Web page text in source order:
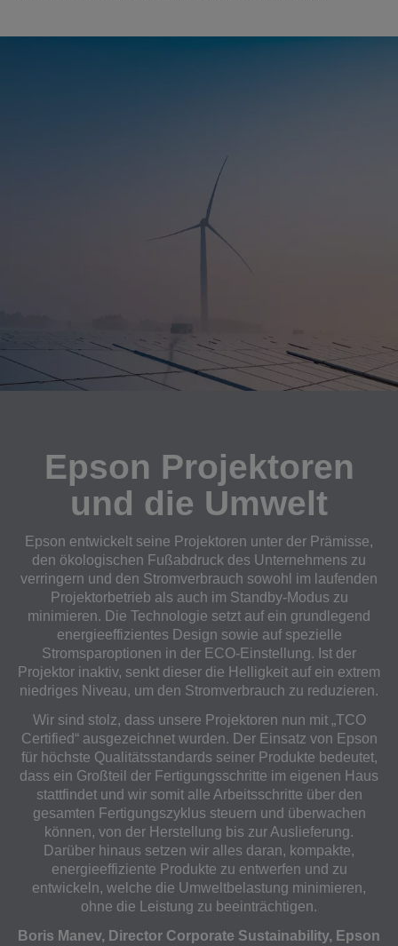
Epson Projektoren
und die Umwelt
Epson entwickelt seine Projektoren unter der Prämisse,
den ökologischen Fußabdruck des Unternehmens zu
verringern und den Stromverbrauch sowohl im laufenden
Projektorbetrieb als auch im Standby-Modus zu
minimieren. Die Technologie setzt auf ein grundlegend
energieeffizientes Design sowie auf spezielle
Stromsparoptionen in der ECO-Einstellung. Ist der
Projektor inaktiv, senkt dieser die Helligkeit auf ein extrem
niedriges Niveau, um den Stromverbrauch zu reduzieren.
Wir sind stolz, dass unsere Projektoren nun mit „TCO
Certified“ ausgezeichnet wurden. Der Einsatz von Epson
für höchste Qualitätsstandards seiner Produkte bedeutet,
dass ein Großteil der Fertigungsschritte im eigenen Haus
stattfindet und wir somit alle Arbeitsschritte über den
gesamten Fertigungszyklus steuern und überwachen
können, von der Herstellung bis zur Auslieferung.
Darüber hinaus setzen wir alles daran, kompakte,
energieeffiziente Produkte zu entwerfen und zu
entwickeln, welche die Umweltbelastung minimieren,
ohne die Leistung zu beeinträchtigen.
Boris Manev, Director Corporate Sustainability, Epson